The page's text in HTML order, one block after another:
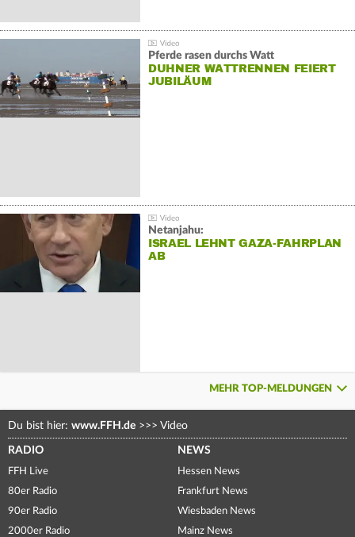
Pferde rasen durchs Watt
DUHNER WATTRENNEN FEIERT
JUBILÄUM
Netanjahu:
ISRAEL LEHNT GAZA-FAHRPLAN
AB
MEHR TOP-MELDUNGEN
Du bist hier: www.FFH.de >>> Video
RADIO
FFH Live
80er Radio
90er Radio
2000er Radio
NEWS
Hessen News
Frankfurt News
Wiesbaden News
Mainz News